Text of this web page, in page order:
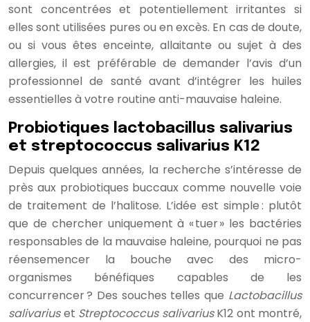
sont concentrées et potentiellement irritantes si
elles sont utilisées pures ou en excès. En cas de doute,
ou si vous êtes enceinte, allaitante ou sujet à des
allergies, il est préférable de demander l’avis d’un
professionnel de santé avant d’intégrer les huiles
essentielles à votre routine anti-mauvaise haleine.
Probiotiques lactobacillus salivarius
et streptococcus salivarius K12
Depuis quelques années, la recherche s’intéresse de
près aux probiotiques buccaux comme nouvelle voie
de traitement de l’halitose. L’idée est simple : plutôt
que de chercher uniquement à « tuer » les bactéries
responsables de la mauvaise haleine, pourquoi ne pas
réensemencer la bouche avec des micro-
organismes bénéfiques capables de les
concurrencer ? Des souches telles que Lactobacillus
salivariuset Streptococcus salivariusK12 ont montré,